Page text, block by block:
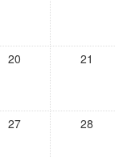
20 21
27 28